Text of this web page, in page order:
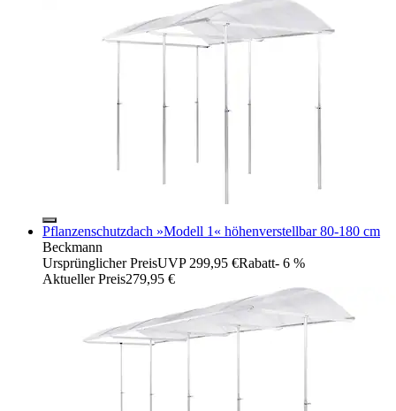
Pflanzenschutzdach »Modell 1« höhenverstellbar 80-180 cm
Beckmann
Ursprünglicher PreisUVP 299,95 €Rabatt- 6 %
Aktueller Preis279,95 €